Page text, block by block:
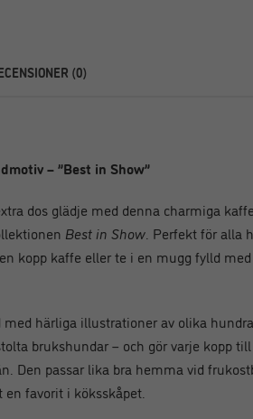
(0)
– ”Best in Show”
dos glädje med denna charmiga
Best in Show . Perfekt för alla
kopp kaffe eller te i en mugg fylld
med härliga illustrationer av olika
brukshundar – och gör varje kopp
Den passar lika bra hemma vid
favorit i köksskåpet.